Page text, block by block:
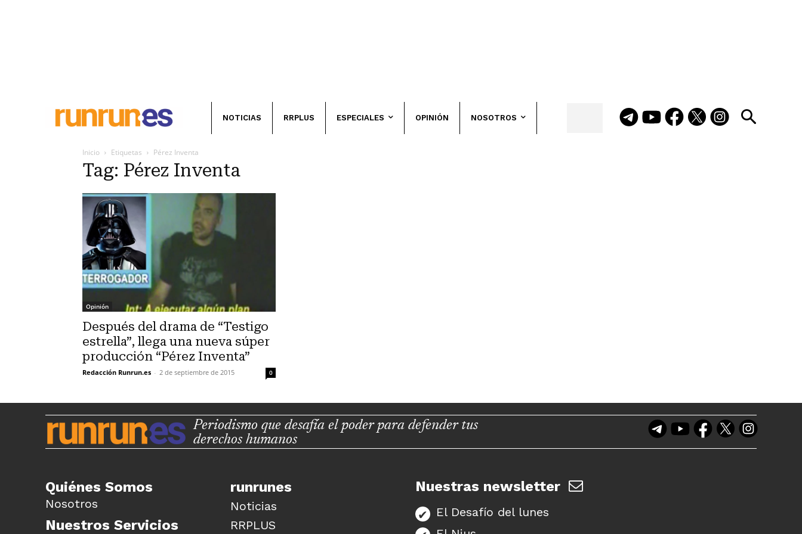
NOTICIAS RRPLUS ESPECIALES OPINIÓN NOSOTROS
Inicio Etiquetas Pérez Inventa
Tag: Pérez Inventa
Opinión
Después del drama de “Testigo
estrella”, llega una nueva súper
producción “Pérez Inventa”
Redacción Runrun.es - 2 de septiembre de 2015 0
Periodismo que desafía el poder para defender tus
derechos humanos
Quiénes Somos
Nosotros
Nuestros Servicios
runrunes
Noticias
RRPLUS
Nuestras newsletter
El Desafío del lunes